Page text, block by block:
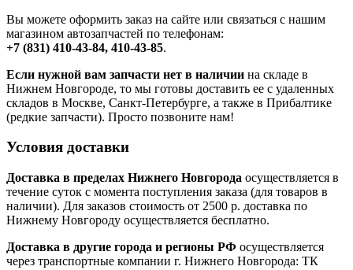
Вы можете оформить заказ на сайте или связаться с нашим
магазином автозапчастей по телефонам:
+7 (831) 410-43-84, 410-43-85.
Если нужной вам запчасти нет в наличии на складе в
Нижнем Новгороде, то мы готовы доставить ее с удаленных
складов в Москве, Санкт-Петербурге, а также в Прибалтике
(редкие запчасти). Просто позвоните нам!
Условия доставки
Доставка в пределах Нижнего Новгорода осуществляется в
течение суток с момента поступления заказа (для товаров в
наличии). Для заказов стоимость от 2500 р. доставка по
Нижнему Новгороду осуществляется бесплатно.
Доставка в другие города и регионы РФ осуществляется
через транспортные компании г. Нижнего Новгорода: ТК